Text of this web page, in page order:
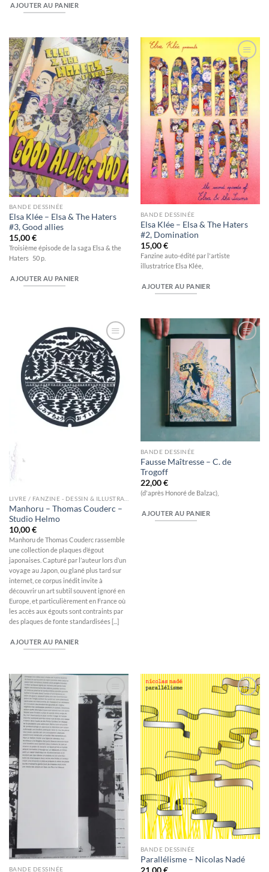
AJOUTER AU PANIER
Ajouter
à la
wishlist
BANDE DESSINÉE
Elsa Klée – Elsa & The Haters
#3, Good allies
15,00€
Troisième épisode de la saga Elsa & the
Haters 50 p.
AJOUTER AU PANIER
Ajouter
à la
wishlist
BANDE DESSINÉE
Elsa Klée – Elsa & The Haters
#2, Domination
15,00€
Fanzine auto-édité par l'artiste
illustratrice Elsa Klée,
AJOUTER AU PANIER
Ajouter
à la
wishlist
Manhoru – Thomas Couderc –
Studio Helmo
10,00€
Manhoru de Thomas Couderc rassemble
une collection de plaques d’égout
japonaises. Capturé par l’auteur lors d’un
voyage au Japon, ou glané plus tard sur
internet, ce corpus inédit invite à
découvrir un art subtil souvent ignoré en
Europe, et particulièrement en France où
les accès aux égouts sont contraints par
des plaques de fonte standardisées [...]
AJOUTER AU PANIER
Ajouter
BANDE DESSINÉE
Fausse Maîtresse – C. de
Trogoff
22,00€
(d'après Honoré de Balzac),
AJOUTER AU PANIER
Ajouter
à la
wishlist
BANDE DESSINÉE
Ajouter
à la
BANDE DESSINÉE
Parallélisme – Nicolas Nadé